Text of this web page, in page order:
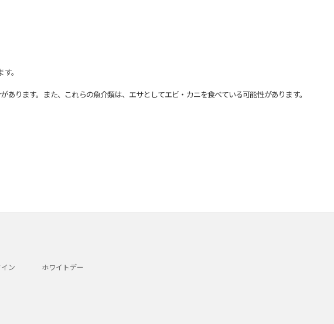
。
ります。また、これらの魚介類は、エサとしてエビ・カニを食べている可能性があります。
ン ホワイトデー